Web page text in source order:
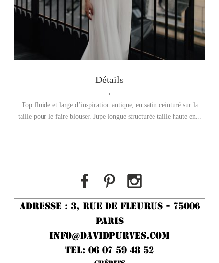
CONTACT
Prenez un Rendez-vous
Détails
•
Top fluide et large d’inspiration antique, en satin ceinturé sur la
taille pour le faire blouser. Jupe longue structurée taille haute en...
ADRESSE : 3, RUE DE FLEURUS - 75006
PARIS
INFO@DAVIDPURVES.COM
TEL: 06 07 59 48 52